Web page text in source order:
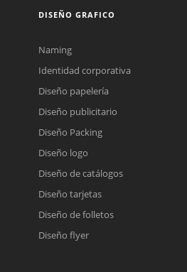
DISEÑO GRAFICO
Naming
Identidad corporativa
Diseño papelería
Diseño publicitario
Diseño Packing
Diseño logo
Diseño de catálogos
Diseño tarjetas
Diseño de folletos
Diseño flyer